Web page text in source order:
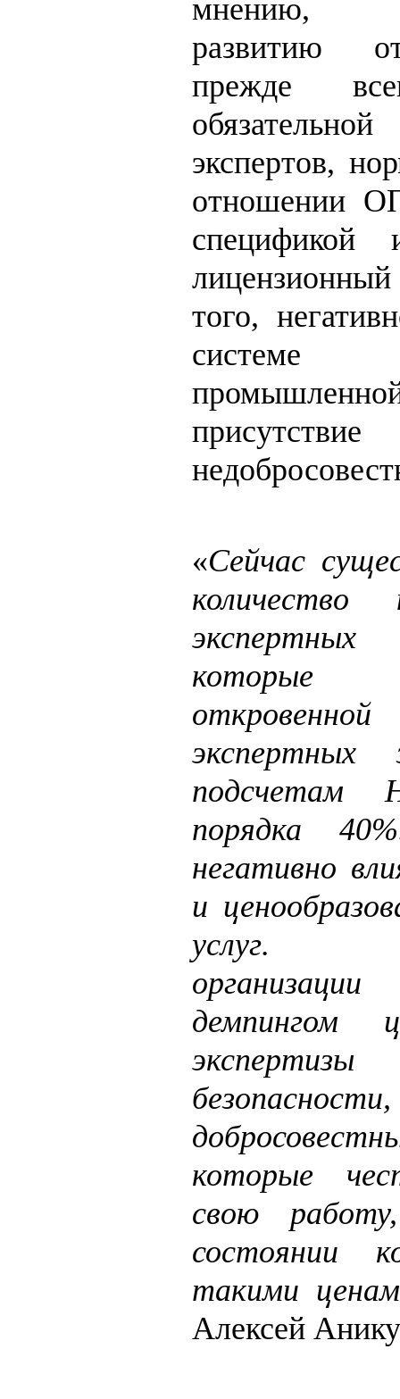
мнению,
развитию
прежде
экспертов,
отношении
спецификой
того,
системе
«Сейчас
количество
которые
экспертных
порядка
негативно
и
услуг.
демпингом
которые
свою
состоянии
такими
Алексей